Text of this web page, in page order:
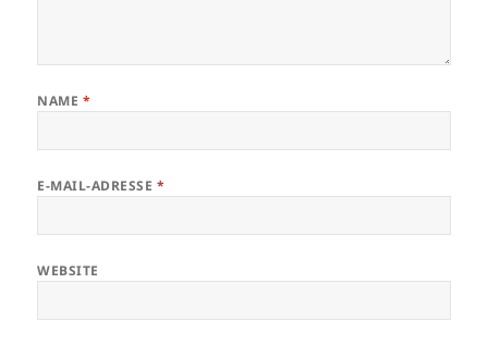
NAME *
E-MAIL-ADRESSE *
WEBSITE